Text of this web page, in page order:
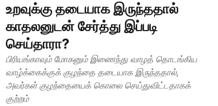
உறவுக்கு தடையாக இருந்ததால்
காதலனுடன் சேர்த்து இப்படி
செய்தாரா?
பிரியங்காவும் மோகனும் இணைந்து வாழத் தொடங்கிய
வாழ்க்கைக்குக் குழந்தை தடையாக இருந்ததால்,
அவர்கள் குழந்தையைக் கொலை செய்துவிட்டதாகக்
குற்றம்